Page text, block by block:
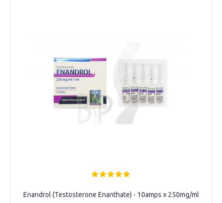
Enandrol (Testosterone Enanthate) - 10amps x 250mg/ml